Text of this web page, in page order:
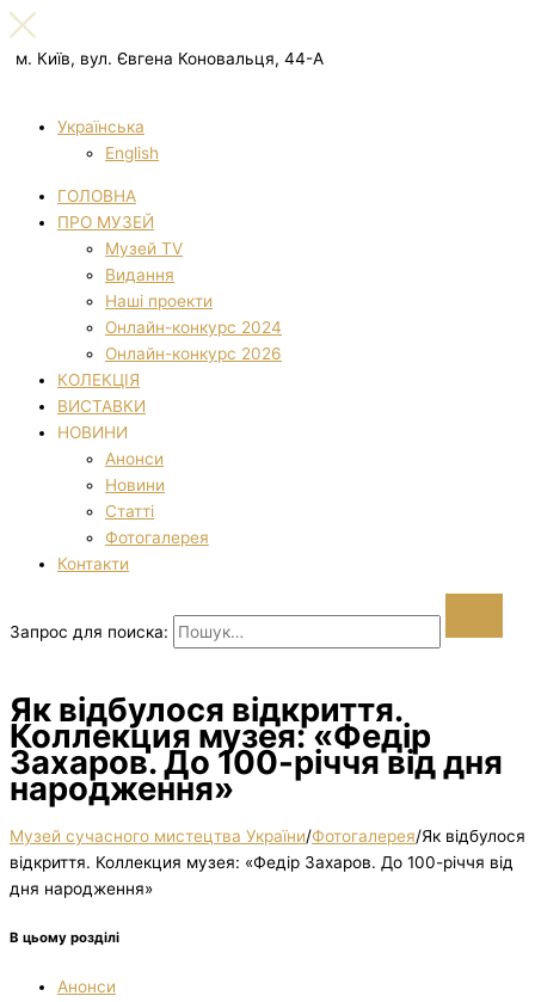
м. Київ, вул. Євгена Коновальця, 44-А
Українська
English
ГОЛОВНА
ПРО МУЗЕЙ
Музей TV
Видання
Наші проекти
Онлайн-конкурс 2024
Онлайн-конкурс 2026
КОЛЕКЦІЯ
ВИСТАВКИ
НОВИНИ
Анонси
Новини
Статті
Фотогалерея
Контакти
Запрос для поиска:
Як відбулося відкриття.
Коллекция музея: «Федір
Захаров. До 100-річчя від дня
народження»
Музей сучасного мистецтва України/Фотогалерея/Як відбулося
відкриття. Коллекция музея: «Федір Захаров. До 100-річчя від
дня народження»
В цьому розділі
Анонси